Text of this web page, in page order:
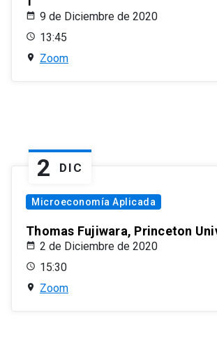
9 de Diciembre de 2020
13:45
Zoom
2 DIC
Microeconomía Aplicada
Thomas Fujiwara, Princeton
2 de Diciembre de 2020
15:30
Zoom